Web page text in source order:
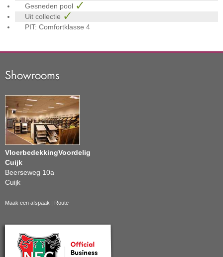
Gesneden pool
Uit collectie
PIT: Comfortklasse 4
Showrooms
VloerbedekkingVoordelig
Cuijk
Beerseweg 10a
Cuijk
Maak een afspaak | Route